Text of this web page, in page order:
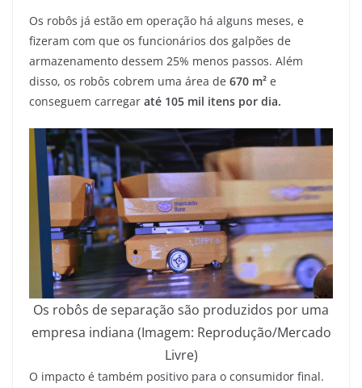
Os robôs já estão em operação há alguns meses, e
fizeram com que os funcionários dos galpões de
armazenamento dessem 25% menos passos. Além
disso, os robôs cobrem uma área de 670 m² e
conseguem carregar até 105 mil itens por dia.
Os robôs de separação são produzidos por uma
empresa indiana (Imagem: Reprodução/Mercado
Livre)
O impacto é também positivo para o consumidor final.